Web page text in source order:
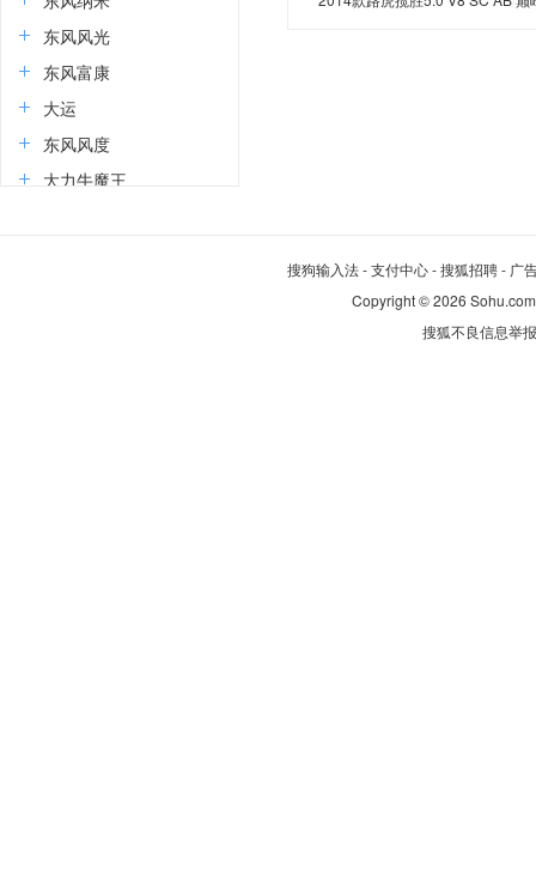
东风风光
东风富康
大运
东风风度
大力牛魔王
搜狗输入法-支付中心-搜狐招聘- 广
Copyright©2026
搜狐不良信息举